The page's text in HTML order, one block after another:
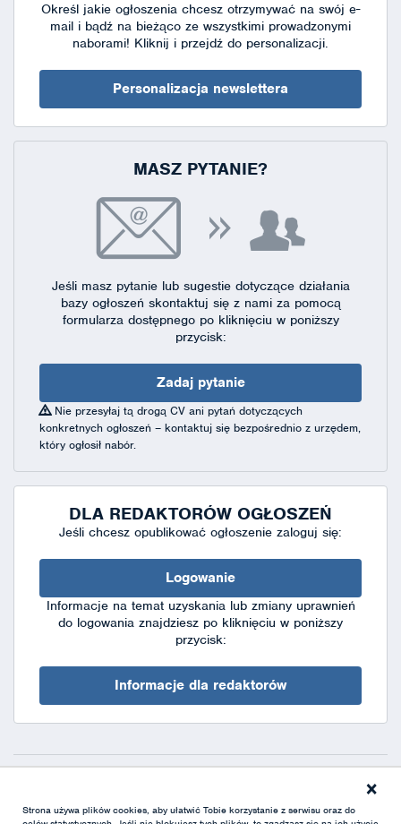
Określ jakie ogłoszenia chcesz otrzymywać na swój e-
mail i bądź na bieżąco ze wszystkimi prowadzonymi
naborami! Kliknij i przejdź do personalizacji.
Personalizacja newslettera
MASZ PYTANIE?
Jeśli masz pytanie lub sugestie dotyczące działania
bazy ogłoszeń skontaktuj się z nami za pomocą
formularza dostępnegopo kliknięciu w poniższy
przycisk:
Zadaj pytanie
Nie przesyłaj tą drogą CV ani pytań dotyczących
konkretnych ogłoszeń – kontaktuj się bezpośrednio z urzędem,
który ogłosił nabór.
DLA REDAKTORÓW OGŁOSZEŃ
Jeśli chcesz opublikować ogłoszenie zaloguj się:
Logowanie
Informacje na temat uzyskania lub zmiany uprawnień
do logowania znajdziesz po kliknięciu w poniższy
przycisk:
Informacje dla redaktorów
XML
Strona używa plików cookies, aby ułatwić Tobie korzystanie z serwisu oraz do
×